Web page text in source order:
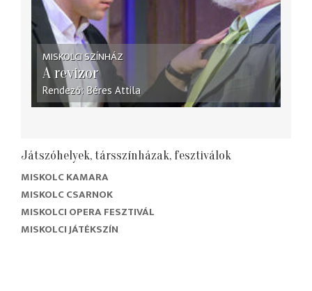
MISKOLCI SZÍNHÁZ
A revizor
Rendező Béres Attila
Játszóhelyek, társszínházak, fesztiválok
MISKOLC KAMARA
MISKOLC CSARNOK
MISKOLCI OPERA FESZTIVÁL
MISKOLCI JÁTÉKSZÍN